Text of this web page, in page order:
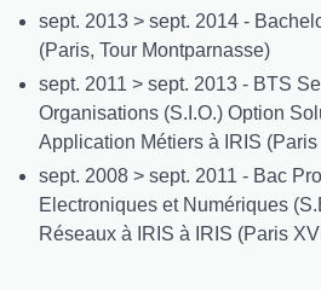
sept. 2013 > sept. 2014 -
(Paris, Tour Montparnasse)
sept. 2011 > sept. 2013 - BTS
Organisations (S.I.O.) Option
Application Métiers à IRIS (Paris
sept. 2008 > sept. 2011 - Bac
Electroniques et Numériques
Réseaux à IRIS à IRIS (Paris